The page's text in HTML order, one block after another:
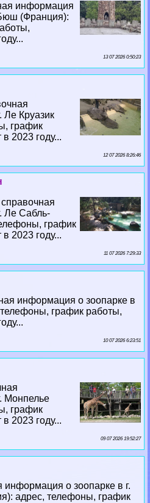
информация
(Франция):
13 07 2026 0:50:23
Ле Круазик
график
2023 году...
12 07 2026 8:26:46
Ле Сабль-
график
2023 году...
11 07 2026 7:29:33
информация о зоопарке в
график работы,
10 07 2026 6:23:51
Монпелье
график
2023 году...
09 07 2026 19:52:27
о зоопарке в г.
адрес, телефоны, график